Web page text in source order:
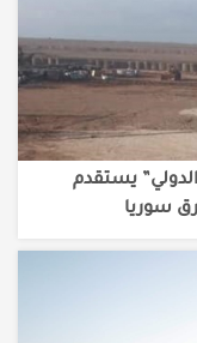
يستقدم
سوريا